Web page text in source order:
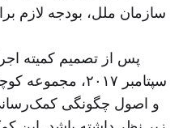
سازمان ملل، بودجه لازم
پس از تصمیم کمیته
سپتامبر ۲۰۱۷،
و اصول چگونگی